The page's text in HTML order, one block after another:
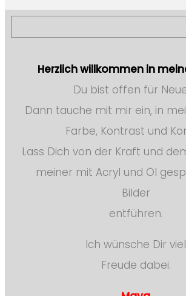
Herzlich willkommen in
Du bist offen für
Dann tauche mit mir ein, in
Farbe, Kontrast und
Lass Dich von der Kraft und
meiner mit Acryl und Öl
Bilder
entführen.
Ich wünsche Dir viel
Freude dabei.